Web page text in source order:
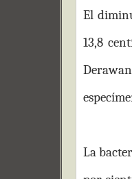
El
13,8
La